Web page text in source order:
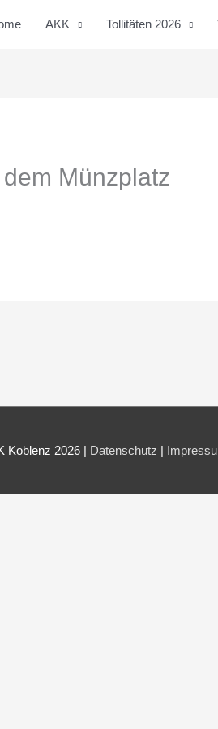
AKK Tollitäten 2026
Münzplatz
Koblenz 2026 | Datenschutz |